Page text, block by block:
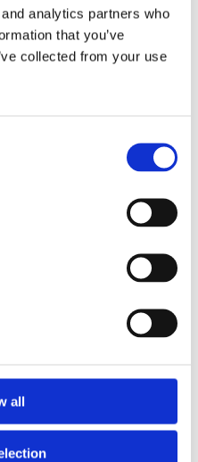
analytics partners who
that you’ve
collected from your use
all
(11)
Шток